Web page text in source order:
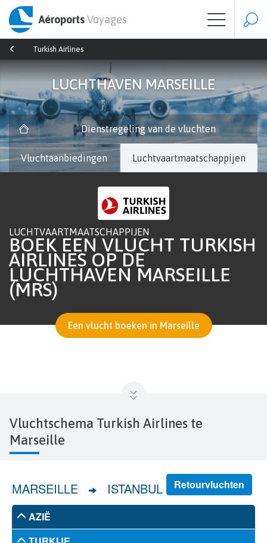
AéroportsVoyages
Turkish Airlines
LUCHTHAVEN MARSEILLE
Dienstregeling van de vluchten
Vluchtaanbiedingen Luchtvaartmaatschappijen
LUCHTVAARTMAATSCHAPPIJEN
BOEK EEN VLUCHT TURKISH
AIRLINES OP DE
LUCHTHAVEN MARSEILLE
(MRS)
Een vlucht boeken in Marseille
Vluchtschema Turkish Airlines te
Marseille